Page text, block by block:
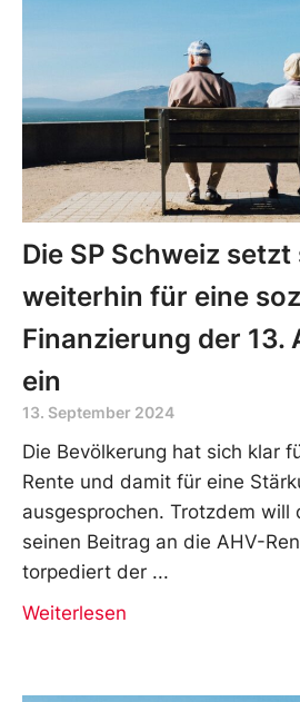
Die SP Schweiz setzt
weiterhin für eine
Finanzierung der 13.
ein
13. September 2024
Die Bevölkerung hat sich klar
Rente und damit für eine
ausgesprochen. Trotzdem will
seinen Beitrag an die AHV-
torpediert der
Weiterlesen